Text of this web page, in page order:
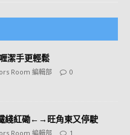
潔手更輕鬆
Room 編輯部 0
綫紅磡←→旺角東又停駛
Room 編輯部 1